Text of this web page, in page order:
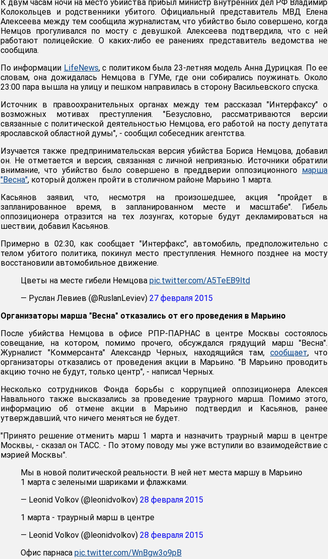
К двум часам ночи на место убийства прибыл министр внутренних дел РФ Владимир
Колокольцев и родственники убитого. Официальный представитель МВД Елена
Алексеева между тем сообщила журналистам, что убийство было совершено, когда
Немцов прогуливался по мосту с девушкой. Алексеева подтвердила, что с ней
работают полицейские. О каких-либо ее ранениях представитель ведомства не
сообщила.
По информации LifeNews, с политиком была 23-летняя модель Анна Дурицкая. По ее
словам, она дожидалась Немцова в ГУМе, где они собирались поужинать. Около
23:00 пара вышла на улицу и пешком направилась в сторону Васильевского спуска.
Источник в правоохранительных органах между тем рассказал "Интерфаксу" о
возможных мотивах преступления. "Безусловно, рассматриваются версии
связанные с политической деятельностью Немцова, его работой на посту депутата
ярославской областной думы", - сообщил собеседник агентства.
Изучается также предпринимательская версия убийства Бориса Немцова, добавил
он. Не отметается и версия, связанная с личной неприязнью. Источники обратили
внимание, что убийство было совершено в преддверии оппозиционного марша
"Весна", который должен пройти в столичном районе Марьино 1 марта.
Касьянов заявил, что, несмотря на произошедшее, акция "пройдет в
запланированное время, в запланированном месте и масштабе". Гибель
оппозиционера отразится на тех лозунгах, которые будут декламироваться на
шествии, добавил Касьянов.
Примерно в 02:30, как сообщает "Интерфакс", автомобиль, предположительно с
телом убитого политика, покинул место преступления. Немного позднее на мосту
восстановили автомобильное движение.
Цветы на месте гибели Немцова pic.twitter.com/A5TeEB9ltd
— Руслан Левиев (@RuslanLeviev) 27 февраля 2015
Организаторы марша "Весна" отказались от его проведения в Марьино
После убийства Немцова в офисе РПР-ПАРНАС в центре Москвы состоялось
совещание, на котором, помимо прочего, обсуждался грядущий марш "Весна".
Журналист "Коммерсанта" Александр Черных, находящийся там, сообщает, что
организаторы отказались от проведения акции в Марьино. "В Марьино проводить
акцию точно не будут, только центр", - написал Черных.
Несколько сотрудников Фонда борьбы с коррупцией оппозиционера Алексея
Навального также высказались за проведение траурного марша. Помимо этого,
информацию об отмене акции в Марьино подтвердил и Касьянов, ранее
утверждавший, что ничего меняться не будет.
"Принято решение отменить марш 1 марта и назначить траурный марш в центре
Москвы, - сказал он ТАСС. - По этому поводу мы уже вступили во взаимодействие с
мэрией Москвы".
Мы в новой политической реальности. В ней нет места маршу в Марьино
1 марта с зелеными шариками и флажками.
— Leonid Volkov (@leonidvolkov) 28 февраля 2015
1 марта - траурный марш в центре
— Leonid Volkov (@leonidvolkov) 28 февраля 2015
Офис парнаса pic.twitter.com/WnBgw3o9pB